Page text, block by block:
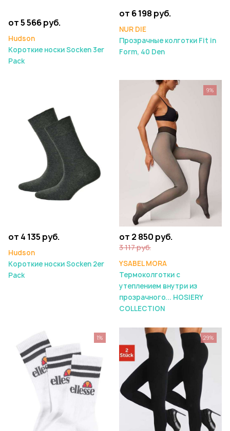
от 5 566 руб.
Hudson
Короткие носки Socken 3er
Pack
от 6 198 руб.
NUR DIE
Прозрачные колготки Fit in
Form, 40 Den
от 4 135 руб.
Hudson
Короткие носки Socken 2er
Pack
от 2 850 руб.
3 117 руб.
YSABEL MORA
Термоколготки с
утеплением внутри из
прозрачного... HOSIERY
COLLECTION
9%
1% 29%